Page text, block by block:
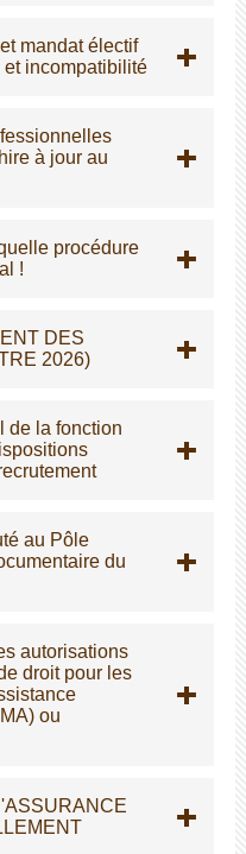
mandat électif
incompatibilité
à jour au
procédure
!
DES
2026)
de la fonction
au Pôle
du
autorisations
droit pour les
ou